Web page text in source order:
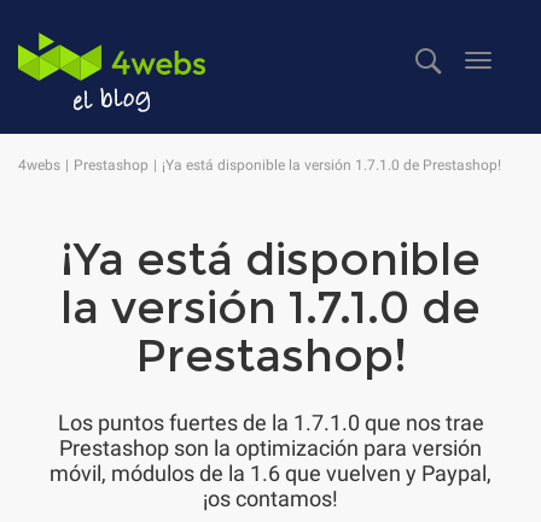
4webs Prestashop ¡Ya está disponible la versión 1.7.1.0 de Prestashop!
¡Ya está disponible
la versión 1.7.1.0 de
Prestashop!
Los puntos fuertes de la 1.7.1.0 que nos trae
Prestashop son la optimización para versión
móvil, módulos de la 1.6 que vuelven y Paypal,
¡os contamos!